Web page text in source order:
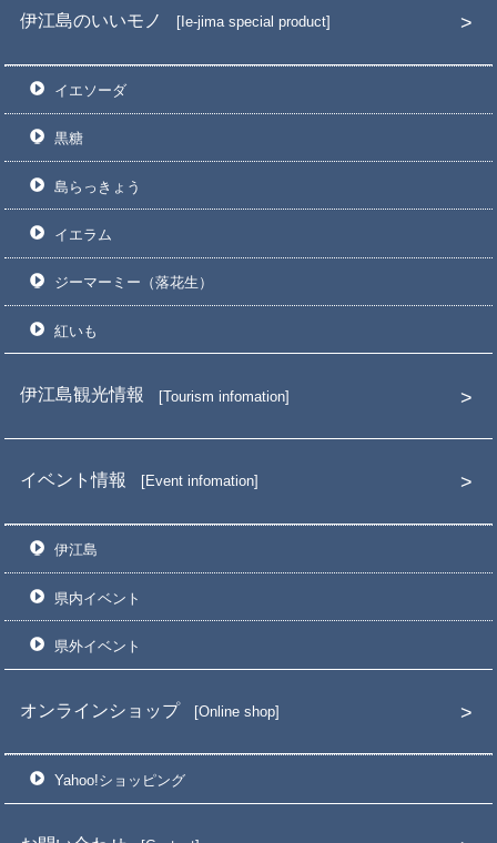
伊江島のいいモノ Ie-jima special product
イエソーダ
黒糖
島らっきょう
イエラム
ジーマーミー（落花生）
紅いも
伊江島観光情報 Tourism infomation
イベント情報 Event infomation
伊江島
県内イベント
県外イベント
オンラインショップ Online shop
Yahoo!ショッピング